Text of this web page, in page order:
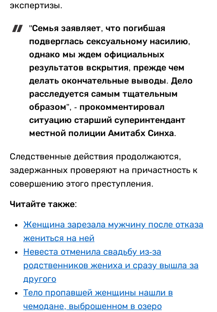
экспертизы.
"Семья заявляет, что погибшая
подверглась сексуальному насилию,
однако мы ждем официальных
результатов вскрытия, прежде чем
делать окончательные выводы. Дело
расследуется самым тщательным
образом”, - прокомментировал
ситуацию старший суперинтендант
местной полиции Амитабх Синха.
Следственные действия продолжаются,
задержанных проверяют на причастность к
совершению этого преступления.
Читайте также:
Женщина зарезала мужчину после отказа
жениться на ней
Невеста отменила свадьбу из-за
родственников жениха и сразу вышла за
другого
Тело пропавшей женщины нашли в
чемодане, выброшенном в озеро